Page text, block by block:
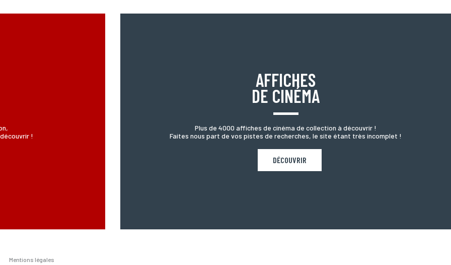
!
AFFICHES
DE CINÉMA
Plus de 4000 affiches de cinéma de collection à découvrir !
Faites nous part de vos pistes de recherches, le site étant très incomplet !
DÉCOUVRIR
Mentions légales